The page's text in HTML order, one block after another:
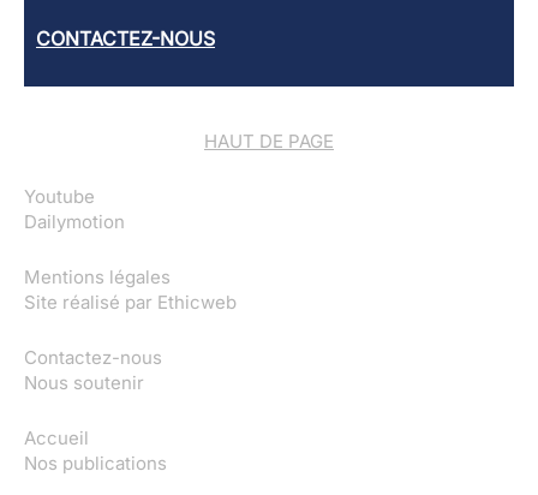
CONTACTEZ-NOUS
HAUT DE PAGE
Youtube
Dailymotion
Mentions légales
Site réalisé par Ethicweb
Contactez-nous
Nous soutenir
Accueil
Nos publications